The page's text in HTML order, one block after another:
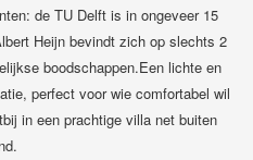
de TU Delft is in ongeveer 15
Heijn bevindt zich op slechts 2
boodschappen.Een lichte en
perfect voor wie comfortabel wil
in een prachtige villa net buiten